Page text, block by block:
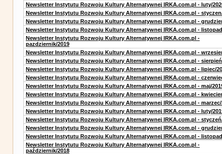
Newsletter Instytutu Rozwoju Kultury Alternatywnej IRKA.com.pl - luty/
Newsletter Instytutu Rozwoju Kultury Alternatywnej IRKA.com.pl -
Newsletter Instytutu Rozwoju Kultury Alternatywnej IRKA.com.pl -
Newsletter Instytutu Rozwoju Kultury Alternatywnej IRKA.com.pl -
Newsletter Instytutu Rozwoju Kultury Alternatywnej IRKA.com.pl -
pazdziernik/2019
Newsletter Instytutu Rozwoju Kultury Alternatywnej IRKA.com.pl -
Newsletter Instytutu Rozwoju Kultury Alternatywnej IRKA.com.pl -
Newsletter Instytutu Rozwoju Kultury Alternatywnej IRKA.com.pl - lipiec/
Newsletter Instytutu Rozwoju Kultury Alternatywnej IRKA.com.pl -
Newsletter Instytutu Rozwoju Kultury Alternatywnej IRKA.com.pl - maj/
Newsletter Instytutu Rozwoju Kultury Alternatywnej IRKA.com.pl -
Newsletter Instytutu Rozwoju Kultury Alternatywnej IRKA.com.pl - marzec/
Newsletter Instytutu Rozwoju Kultury Alternatywnej IRKA.com.pl - luty/
Newsletter Instytutu Rozwoju Kultury Alternatywnej IRKA.com.pl -
Newsletter Instytutu Rozwoju Kultury Alternatywnej IRKA.com.pl -
Newsletter Instytutu Rozwoju Kultury Alternatywnej IRKA.com.pl -
Newsletter Instytutu Rozwoju Kultury Alternatywnej IRKA.com.pl -
październik/2018